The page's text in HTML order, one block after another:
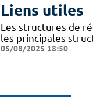
Liens utiles
Les structures de
les principales
05/08/2025 18:50